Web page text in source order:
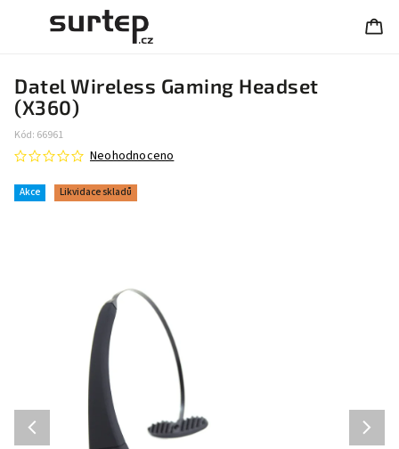
Datel Wireless Gaming Headset
(X360)
Kód: 66961
Akce Likvidace skladů
Neohodnoceno